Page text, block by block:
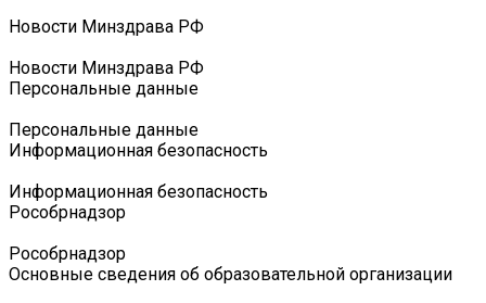
Новости Минздрава РФ
Новости Минздрава РФ
Персональные данные
Персональные данные
Информационная безопасность
Информационная безопасность
Роcобрнадзор
Роcобрнадзор
Основные сведения об образовательной организации